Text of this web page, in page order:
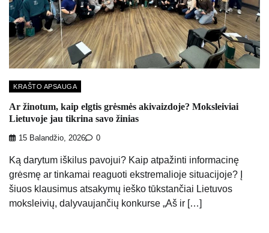
KRAŠTO APSAUGA
Ar žinotum, kaip elgtis grėsmės akivaizdoje? Moksleiviai
Lietuvoje jau tikrina savo žinias
15 Balandžio, 2026 0
Ką darytum iškilus pavojui? Kaip atpažinti informacinę
grėsmę ar tinkamai reaguoti ekstremalioje situacijoje? Į
šiuos klausimus atsakymų ieško tūkstančiai Lietuvos
moksleivių, dalyvaujančių konkurse „Aš ir […]